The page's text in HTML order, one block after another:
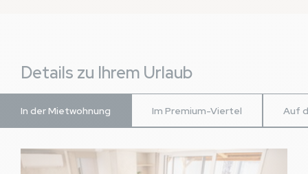
Details zu Ihrem Urlaub
In der Mietwohnung Im Premium-Viertel Auf
Bild